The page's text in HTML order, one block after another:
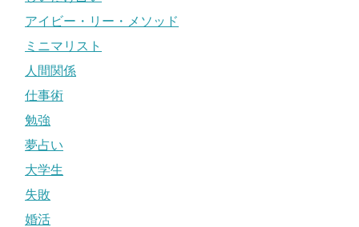
アイビー・リー・メソッド
ミニマリスト
人間関係
仕事術
勉強
夢占い
大学生
失敗
婚活